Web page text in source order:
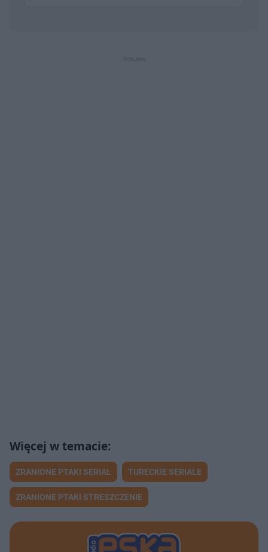
ZRANIONE PTAKI SERIAL TURECKIE SERIALE
ZRANIONE PTAKI STRESZCZENIE